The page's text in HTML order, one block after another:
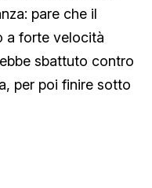
pare che il
a forte velocità
sbattuto contro
per poi finire sotto